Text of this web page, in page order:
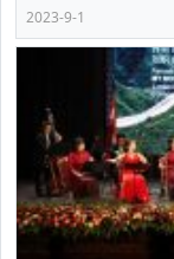
2023-9-1